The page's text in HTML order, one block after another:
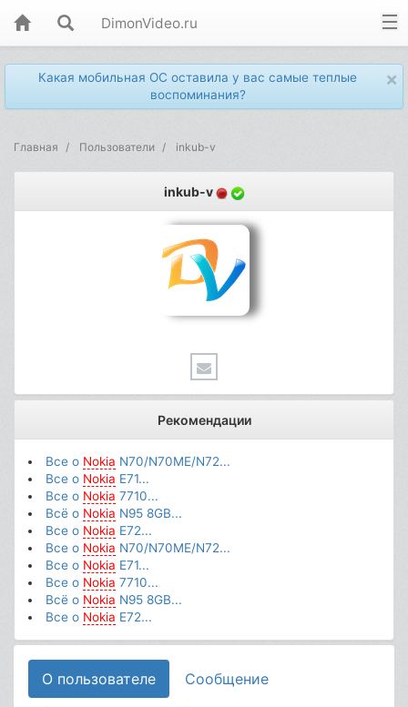
DimonVideo.ru
×
Какая мобильная ОС оставила у вас самые теплые
воспоминания?
Главная Пользователи inkub-v
inkub-v
Рекомендации
Все о Nokia N70/N70ME/N72...
Все о Nokia E71...
Все о Nokia 7710...
Всё о Nokia N95 8GB...
Все о Nokia E72...
Все о Nokia N70/N70ME/N72...
Все о Nokia E71...
Все о Nokia 7710...
Всё о Nokia N95 8GB...
Все о Nokia E72...
О пользователе Сообщение